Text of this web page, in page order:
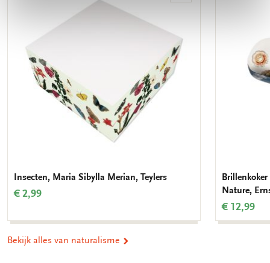
Insecten, Maria Sibylla Merian, Teylers
€ 2,99
Nature,
€ 12,99
Bekijk alles van naturalisme